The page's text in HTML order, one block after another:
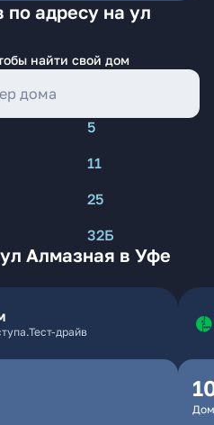
адресу на ул
найти свой дом
5
11
25
32Б
Алмазная в Уфе
драйв